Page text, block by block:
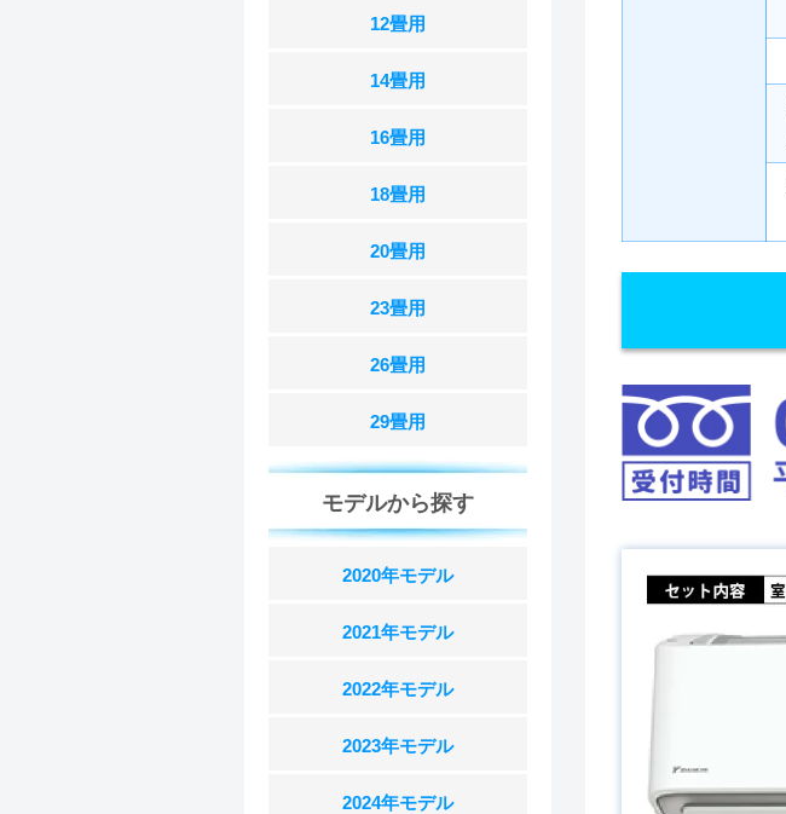
12畳用
14畳用
16畳用
18畳用
20畳用
23畳用
26畳用
29畳用
モデルから探す
2020年モデル
2021年モデル
2022年モデル
2023年モデル
2024年モデル